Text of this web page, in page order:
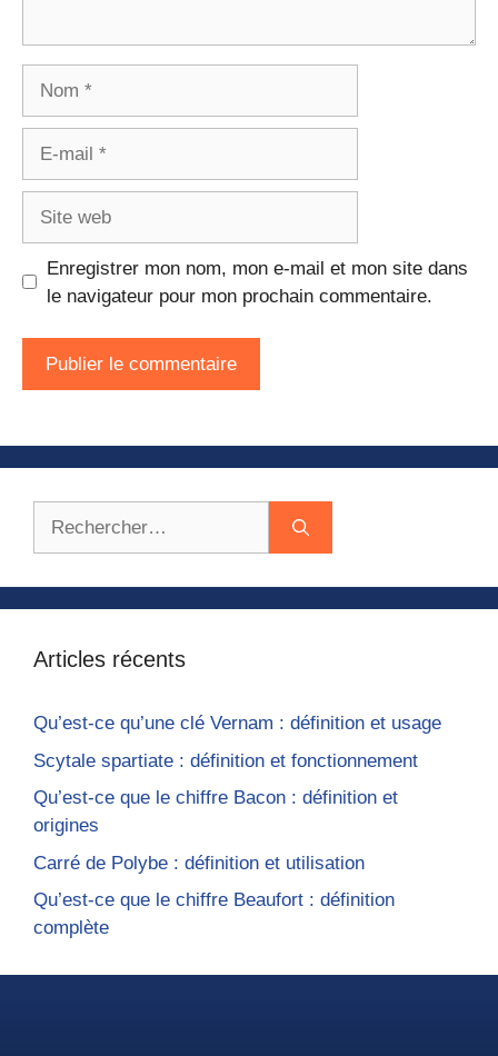
Enregistrer mon nom, mon e-mail et mon site dans
le navigateur pour mon prochain commentaire.
Articles récents
Qu’est-ce qu’une clé Vernam : définition et usage
Scytale spartiate : définition et fonctionnement
Qu’est-ce que le chiffre Bacon : définition et
origines
Carré de Polybe : définition et utilisation
Qu’est-ce que le chiffre Beaufort : définition
complète